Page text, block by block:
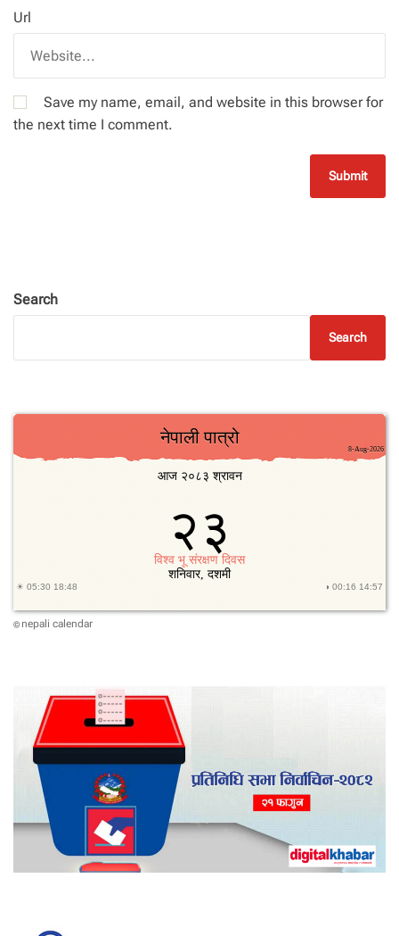
Url
Save my name, email, and website in this browser for
the next time I comment.
Search
Search
© nepali calendar